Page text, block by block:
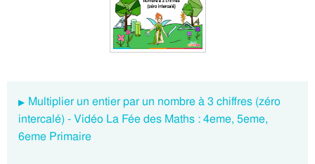
Multiplier un entier par un nombre à 3 chiffres (zéro
intercalé) - Vidéo La Fée des Maths : 4eme, 5eme,
6eme Primaire